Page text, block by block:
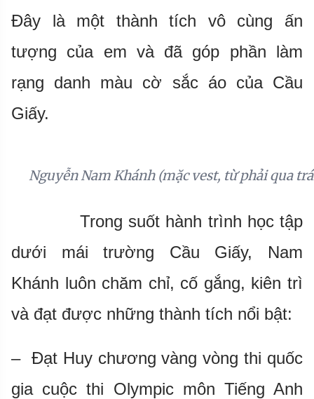
Đây là một thành tích vô cùng ấn
tượng của em và đã góp phần làm
rạng danh màu cờ sắc áo của Cầu
Giấy.
Nguyễn Nam Khánh (mặc vest, từ phải qua
Trong suốt hành trình học tập
dưới mái trường Cầu Giấy, Nam
Khánh luôn chăm chỉ, cố gắng, kiên trì
và đạt được những thành tích nổi bật:
– Đạt Huy chương vàng vòng thi quốc
gia cuộc thi Olympic môn Tiếng Anh